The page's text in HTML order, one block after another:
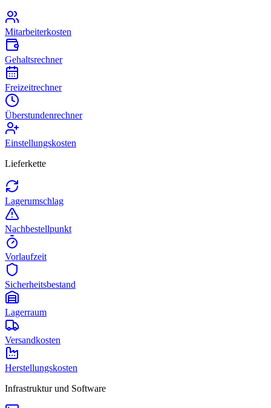
Mitarbeiterkosten
Gehaltsrechner
Freizeitrechner
Überstundenrechner
Einstellungskosten
Lieferkette
Lagerumschlag
Nachbestellpunkt
Vorlaufzeit
Sicherheitsbestand
Lagerraum
Versandkosten
Herstellungskosten
Infrastruktur und Software